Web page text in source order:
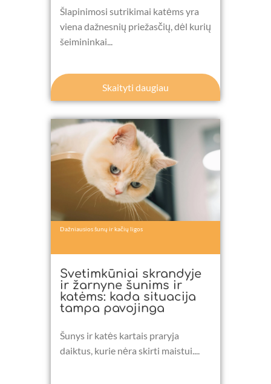
Šlapinimosi sutrikimai katėms yra
viena dažnesnių priežasčių, dėl kurių
šeimininkai...
Skaityti daugiau
Dažniausios šunų ir kačių ligos
Svetimkūniai skrandyje
ir žarnyne šunims ir
katėms: kada situacija
tampa pavojinga
Šunys ir katės kartais praryja
daiktus, kurie nėra skirti maistui....